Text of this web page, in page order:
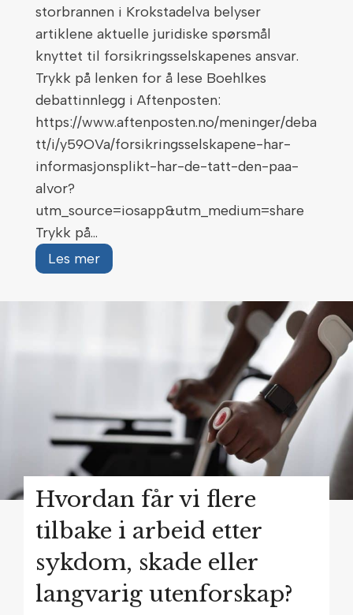
storbrannen i Krokstadelva belyser
artiklene aktuelle juridiske spørsmål
knyttet til forsikringsselskapenes ansvar.
Trykk på lenken for å lese Boehlkes
debattinnlegg i Aftenposten:
https://www.aftenposten.no/meninger/deba
tt/i/y59OVa/forsikringsselskapene-har-
informasjonsplikt-har-de-tatt-den-paa-
alvor?
utm_source=iosapp&utm_medium=share
Trykk på…
Les merS
o
n
n
n
i
K
o
k
Hvordan får vi flere
tilbake i arbeid etter
sykdom, skade eller
langvarig utenforskap?